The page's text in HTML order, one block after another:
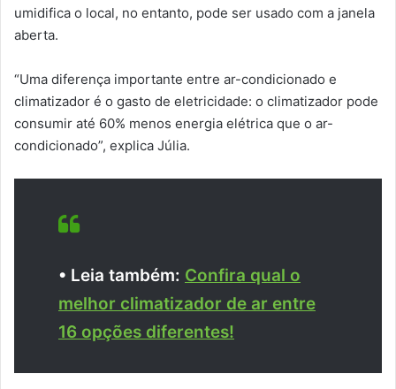
umidifica o local, no entanto, pode ser usado com a janela
aberta.
“Uma diferença importante entre ar-condicionado e
climatizador é o gasto de eletricidade: o climatizador pode
consumir até 60% menos energia elétrica que o ar-
condicionado”, explica Júlia.
• Leia também: Confira qual o
melhor climatizador de ar entre
16 opções diferentes!